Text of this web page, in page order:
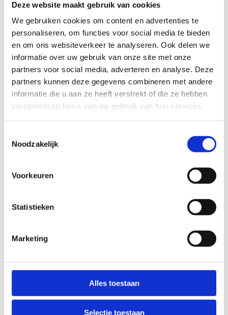
Deze website maakt gebruik van cookies
We gebruiken cookies om content en advertenties te
personaliseren, om functies voor social media te bieden
en om ons websiteverkeer te analyseren. Ook delen we
informatie over uw gebruik van onze site met onze
partners voor social media, adverteren en analyse. Deze
partners kunnen deze gegevens combineren met andere
informatie die u aan ze heeft verstrekt of die ze hebben
verzameld op basis van uw gebruik van hun services.
Noodzakelijk
Voorkeuren
Statistieken
Marketing
Alles toestaan
Selectie toestaan
TECHNISCHE MOEILIJKHEIDSGRAAD
makkelijk moeilijk
BEWEGWIJZERING
slecht
TIP:ontbrekende signalisatie kan je melden via het
Routemeldpunt
Bewolkt
Winters